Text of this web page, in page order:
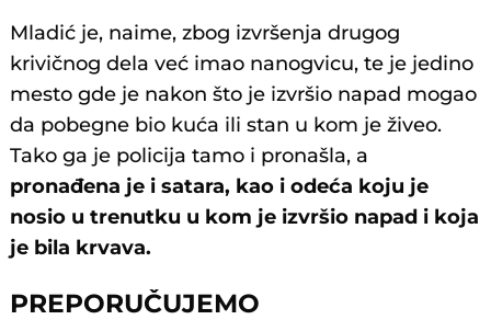
Mladić je, naime, zbog izvršenja drugog
krivičnog dela već imao nanogvicu, te je jedino
mesto gde je nakon što je izvršio napad mogao
da pobegne bio kuća ili stan u kom je živeo.
Tako ga je policija tamo i pronašla, a
pronađena je i satara, kao i odeća koju je
nosio u trenutku u kom je izvršio napad i koja
je bila krvava.
PREPORUČUJEMO